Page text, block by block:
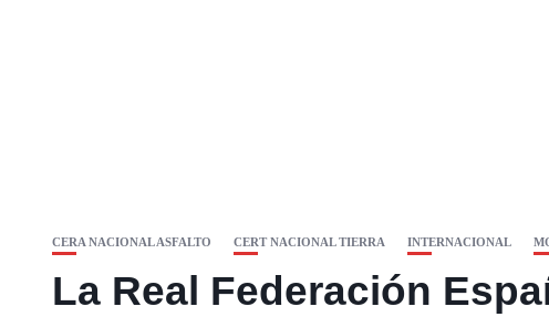
CERA NACIONAL ASFALTO CERT NACIONAL TIERRA INTERNACIONAL
La Real Federación